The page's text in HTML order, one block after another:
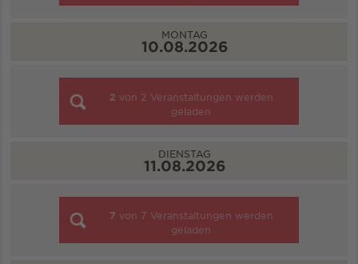
MONTAG
10.08.2026
2 von 2 Veranstaltungen werden
geladen
DIENSTAG
11.08.2026
7 von 7 Veranstaltungen werden
geladen